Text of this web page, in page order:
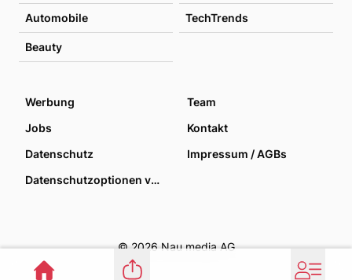
Automobile TechTrends
Beauty
Werbung
Team
Jobs
Kontakt
Datenschutz
Impressum / AGBs
Datenschutzoptionen verwalten
© 2026 Nau media AG